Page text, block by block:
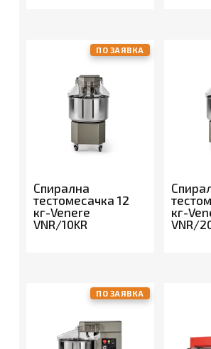
ПО ЗАЯВКА
Спирална
тестомесачка 12
кг-Venere
VNR/10KR
кг-
VNR/
ПО ЗАЯВКА